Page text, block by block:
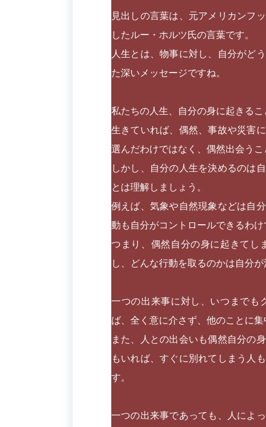
見出しの言葉は、元アメリカンフ
したルー・ホルツ氏の言葉です。
人生とは、物事に対し、自分がど
た深いメッセージですね。
私たちの人生、自分の身に起きるこ
生きていれば、偶然、事故や災害
選んだわけではなく、偶然出会うこ
しかし、自分の人生を決めるのは
とは理解しましょう。
例えば、気象や自然現象などは自
動も自分がコントロールできるわけ
つまり、偶然自分の身に起きてし
し、どんな行動を取るのかは自分が
一つの出来事に対し、いつまでも
ば、全く意に介さず、他のことに集
また、人との出会いも偶然自分の
もいれば、すぐに別れてしまう人
す。
一つの出来事であっても、人によ